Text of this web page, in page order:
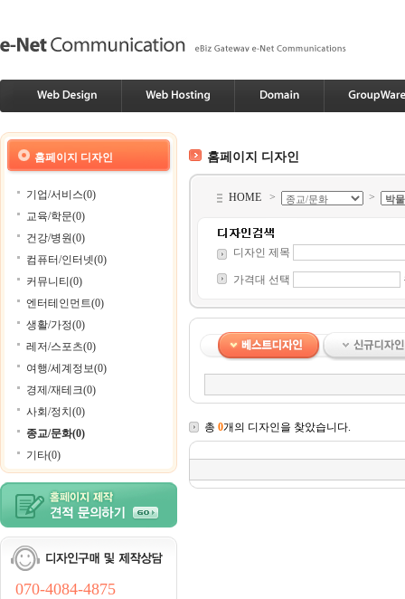
홈페이지 디자인
기업/서비스(0)
교육/학문(0)
건강/병원(0)
컴퓨터/인터넷(0)
커뮤니티(0)
엔터테인먼트(0)
생활/가정(0)
레저/스포츠(0)
여행/세계정보(0)
경제/재테크(0)
사회/정치(0)
종교/문화(0)
기타(0)
070-4084-4875
홈페이지 디자인
HOME > >
디자인 제목
가격대 선택
총 0개의 디자인을 찾았습니다.